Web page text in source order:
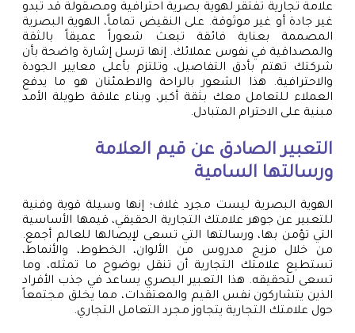
علامة تجارية تفتقر لهوية بصرية احترافية ومصقولة قد تبدو
غير جادة أو غير موثوقة. على النقيض تماماً، الهوية البصرية
المصممة بعناية فائقة تبعث شعوراً عميقاً بالثقة
والمصداقية في نفوس عملائك. إنها ترسل إشارة واضحة بأن
شركتك تهتم بأدق التفاصيل، وتلتزم بأعلى معايير الجودة
والاحترافية. هذا الشعور بالراحة والاطمئنان هو ما يدفع
العملاء للتعامل معك بثقة أكبر، وبناء علاقة طويلة الأمد
مبنية على الاحترام المتبادل.
التعبير الصادق عن قيم العلامة
ورسالتها السامية
الهوية البصرية ليست مجرد غلاف؛ إنها وسيلة قوية وفنية
للتعبير عن جوهر علامتك التجارية الحقيقي، قيمها الأساسية
التي تؤمن بها، ورسالتها التي تسعى لإيصالها للعالم أجمع.
من خلال مزيج مدروس من الألوان، الخطوط، والأنماط،
تستطيع علامتك التجارية أن تنقل بوضوح ما تمثله، وما
تسعى لتحقيقه. هذا التعبير البصري يساعد في جذب الأفراد
الذين يتشاركون نفس القيم والمعتقدات، مما يخلق مجتمعاً
حول علامتك التجارية يتجاوز مجرد التعامل التجاري.